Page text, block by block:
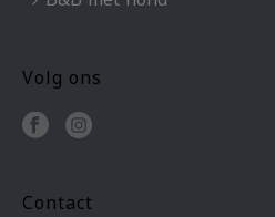
Volg ons
Contact